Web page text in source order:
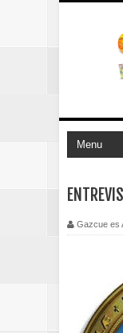
Gazcue es